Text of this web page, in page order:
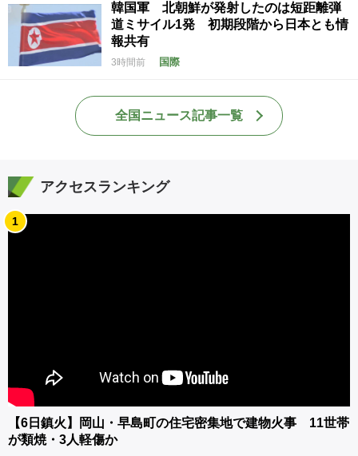
韓国軍 北朝鮮が発射したのは短距離弾
道ミサイル1発 初期段階から日本とも情
報共有
3時間前 国際
全国ニュース記事一覧
アクセスランキング
1
【6日鎮火】岡山・早島町の住宅密集地で建物火事 11世帯
が類焼・3人軽傷か